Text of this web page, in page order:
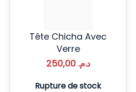
Tête Chicha Avec
Verre
د.م. 250,00
Rupture de stock